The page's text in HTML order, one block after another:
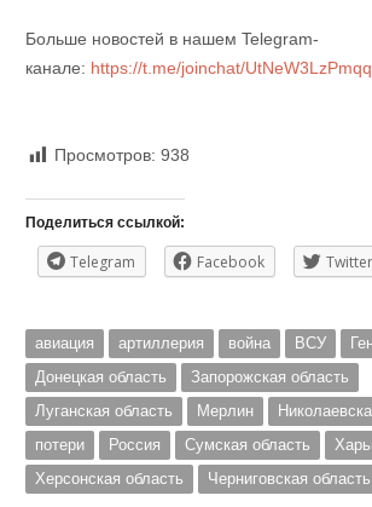
Больше новостей в нашем Telegram-
канале: https://t.me/joinchat/
Просмотров: 938
Поделиться ссылкой:
Telegram Facebook Twitter
авиация артиллерия война ВСУ
Донецкая область
Запорожская область
Луганская область
Мерлин
потери
Россия Сумская область
Херсонская область
Черниговская область